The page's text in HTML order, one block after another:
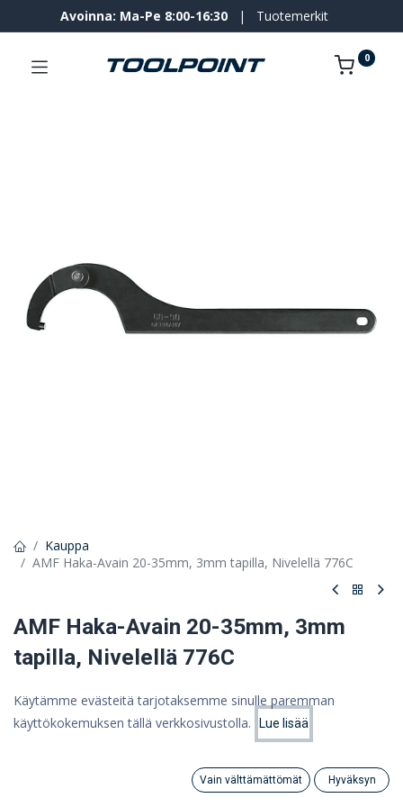
Hinta:
Lisää ostoskoriin
Category
Avoinna: Ma-Pe 8:00-16:30 | Tuotemerkit
0
Kauppa
AMF Haka-Avain 20-35mm, 3mm tapilla, Nivelellä 776C
AMF Haka-Avain 20-35mm, 3mm
tapilla, Nivelellä 776C
31,63 €
25,20 € (ALV 0%)
Käytämme evästeitä tarjotaksemme sinulle paremman
käyttökokemuksen tällä verkkosivustolla.
Lue lisää
Vain välttämättömät Hyväksyn